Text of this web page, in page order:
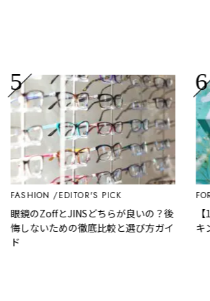
FASHION EDITOR'S PICK
眼鏡のZoffとJINSどちらが良いの？後
悔しないための徹底比較と選び方ガイ
【12
キン